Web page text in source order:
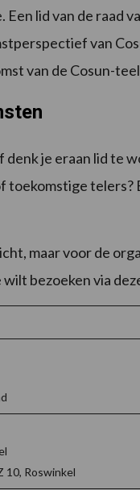
Een lid van de raad
van
van de Cosun-
denk je eraan lid te
toekomstige
maar voor de
bezoeken via
10, Roswinkel